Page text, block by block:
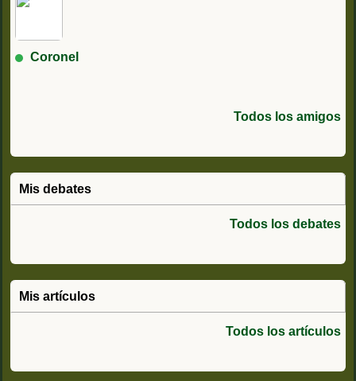
Coronel
Todos los amigos
Mis debates
Todos los debates
Mis artículos
Todos los artículos